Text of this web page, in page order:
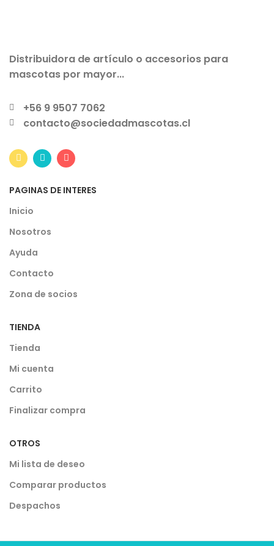
Distribuidora de artículo o accesorios para
mascotas por mayor...
+56 9 9507 7062
contacto@sociedadmascotas.cl
PAGINAS DE INTERES
Inicio
Nosotros
Ayuda
Contacto
Zona de socios
TIENDA
Tienda
Mi cuenta
Carrito
Finalizar compra
OTROS
Mi lista de deseo
Comparar productos
Despachos